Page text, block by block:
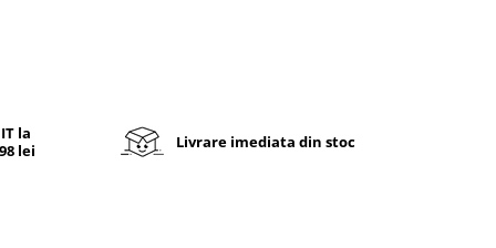
la
lei
Livrare imediata din stoc